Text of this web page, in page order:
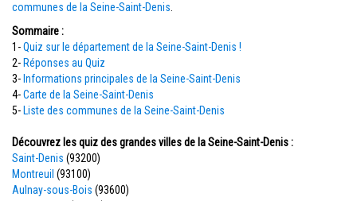
communes de la Seine-Saint-Denis
Sommaire :
1-Quiz sur le département de la Seine-Saint-Denis !
2- Réponses au Quiz
3- Informations principales de la Seine-Saint-Denis
4-Carte de la Seine-Saint-Denis
5- Liste des communes de la Seine-Saint-Denis
Découvrez les quiz des grandes villes de la Seine-Saint-Denis :
Saint-Denis (93200)
Montreuil (93100)
Aulnay-sous-Bois (93600)